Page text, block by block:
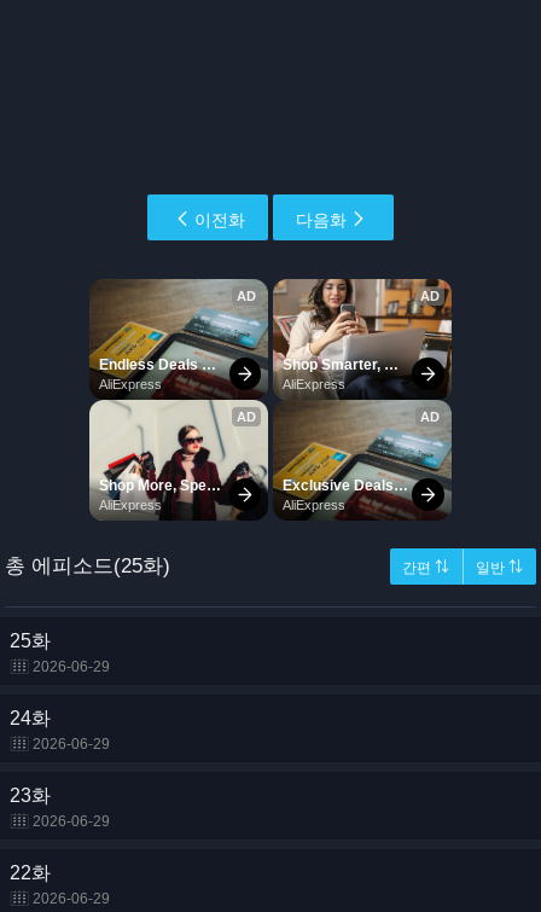
이전화 다음화
총 에피소드(25화) 간편 ⇅ 일반 ⇅
25화
2026-06-29
24화
2026-06-29
23화
2026-06-29
22화
2026-06-29